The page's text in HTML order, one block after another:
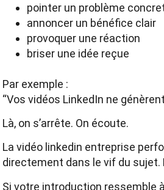
pointer un problème
annoncer un bénéfice clair
provoquer une réaction
briser une idée reçue
Par exemple :
“Vos vidéos LinkedIn ne
Là, on s’arrête. On écoute.
La vidéo linkedin entreprise
directement dans le vif du sujet.
Si votre introduction ressemble